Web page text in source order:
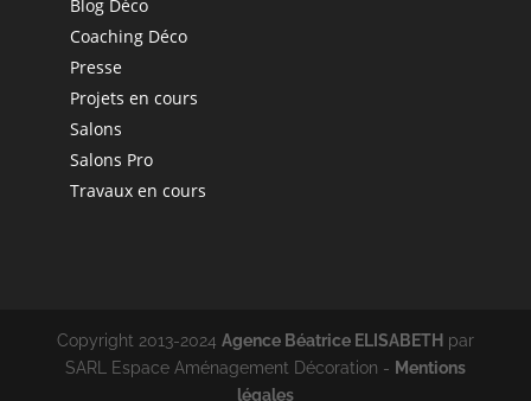
Blog Déco
Coaching Déco
Presse
Projets en cours
Salons
Salons Pro
Travaux en cours
Copyright 2013-2024 Agence Béatrice ELISABETH par
SARL Espace Aménagement Décoration - Mentions
légales